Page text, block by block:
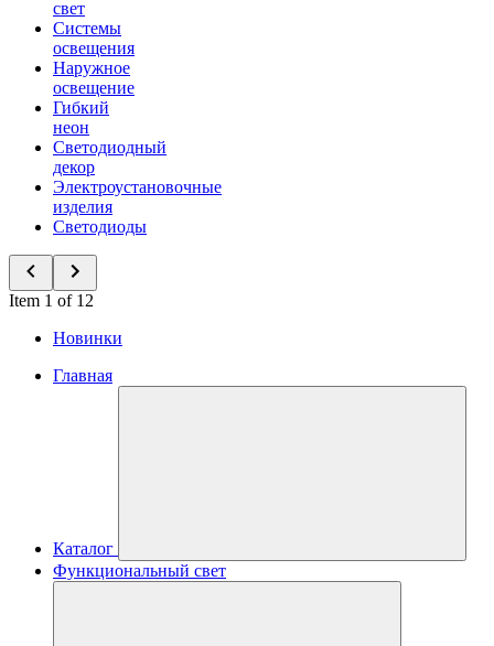
свет
Системы
освещения
Наружное
освещение
Гибкий
неон
Светодиодный
декор
Электроустановочные
изделия
Светодиоды
Item 1 of 12
Новинки
Главная
Каталог
Функциональный свет